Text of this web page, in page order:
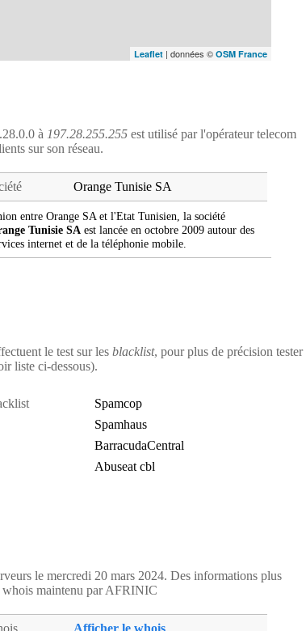
Leaflet | données © OSM France
à 197.28.255.255 est utilisé par l'opérateur telecom
sur son réseau.
Orange Tunisie SA
entre Orange SA et l'Etat Tunisien, la société
Tunisie SA est lancée en octobre 2009 autour des
internet et de la téléphonie mobile.
le test sur les blacklist, pour plus de précision tester
liste ci-dessous).
Spamcop
Spamhaus
BarracudaCentral
Abuseat cbl
le mercredi 20 mars 2024. Des informations plus
whois maintenu par AFRINIC